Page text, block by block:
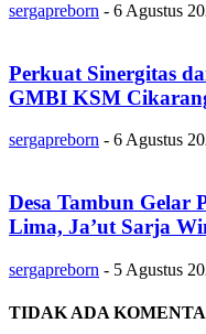
sergapreborn - 6 Agustus
Perkuat Sinergitas
GMBI KSM
sergapreborn - 6 Agustus
Desa Tambun Gelar
Lima, Ja’ut Sarja
sergapreborn - 5 Agustus
TIDAK ADA